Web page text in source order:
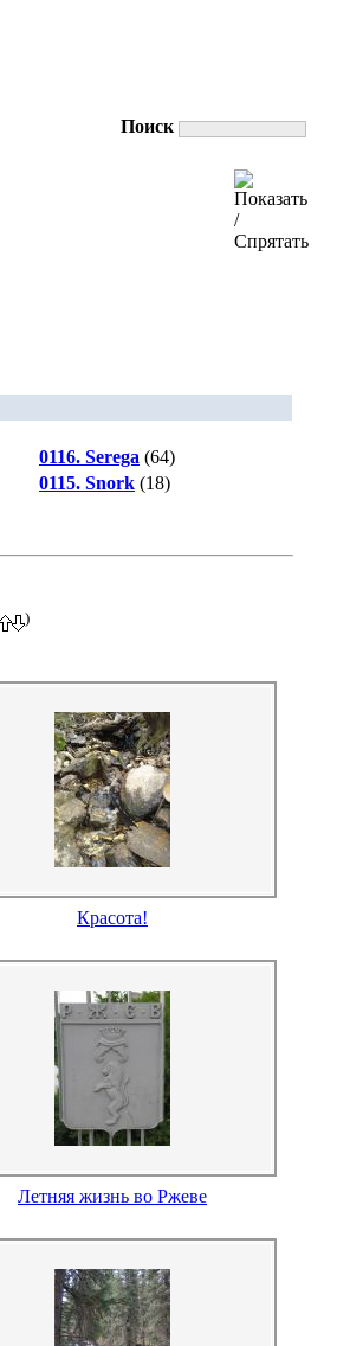
Поиск
0116. Serega (64)
0115. Snork (18)
)
Красота!
Летняя жизнь во Ржеве